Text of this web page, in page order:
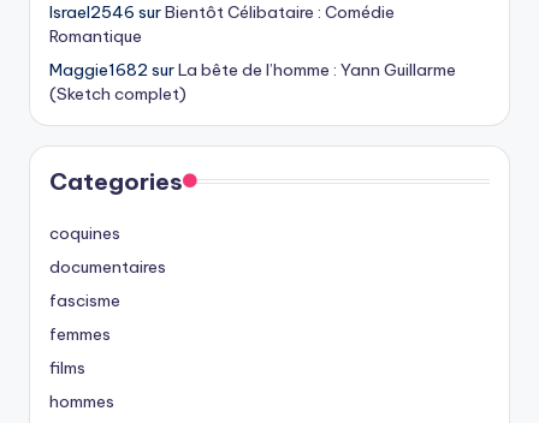
Israel2546 surBientôt Célibataire : Comédie
Romantique
Maggie1682 surLa bête de l’homme : Yann Guillarme
(Sketch complet)
Categories
coquines
documentaires
fascisme
femmes
films
hommes